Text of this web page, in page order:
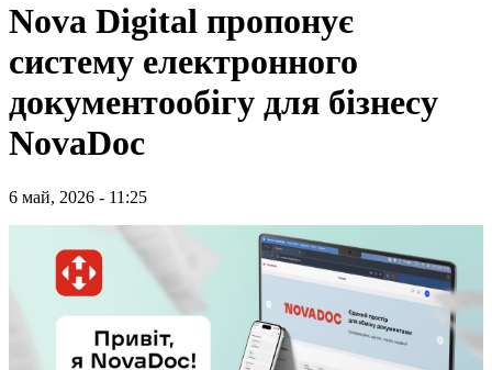
Nova Digital пропонує
систему електронного
документообігу для бізнесу
NovaDoc
6 май, 2026 - 11:25